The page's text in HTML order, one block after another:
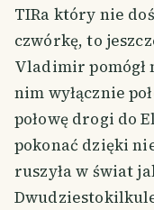
TIRa który nie
czwórkę, to
Vladimir pomógł
nim wyłącznie
połowę drogi do
pokonać dzięki
ruszyła w świat